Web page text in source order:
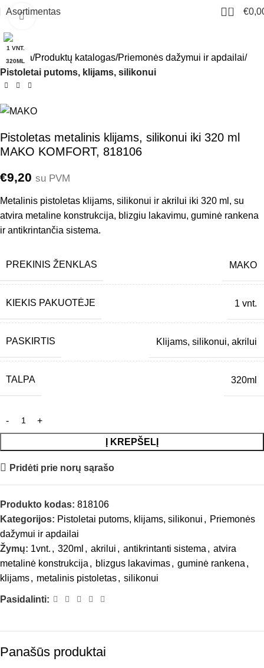
Asortimentas 0 €
1 VNT.
320ML
Click to enlarge
Pradžia Produktų katalogas Priemonės dažymui ir apdailai
Pistoletai putoms, klijams, silikonui
Pistoletas metalinis klijams, silikonui iki 320 ml
MAKO KOMFORT, 818106
€9,20 su PVM
Metalinis pistoletas klijams, silikonui ir akrilui iki 320 ml, su
atvira metaline konstrukcija, blizgiu lakavimu, guminė rankena
ir antikrintančia sistema.
PREKINIS ŽENKLAS MAKO
KIEKIS PAKUOTĖJE 1 vnt.
PASKIRTIS Klijams, silikonui, akrilui
TALPA 320ml
Į KREPŠELĮ
Pridėti prie norų sąrašo
Produkto kodas: 818106
Kategorijos: Pistoletai putoms, klijams, silikonui , Priemonės
dažymui ir apdailai
Žymų: 1vnt. , 320ml , akrilui , antikrintanti sistema , atvira
metalinė konstrukcija , blizgus lakavimas, guminė rankena ,
klijams, metalinis pistoletas, silikonui
Pasidalinti:
Panašūs produktai